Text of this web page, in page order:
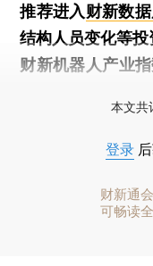
推荐进入财新数
结构人员变化等投
财新机器人产业
本文共
登录
财新通
可畅读